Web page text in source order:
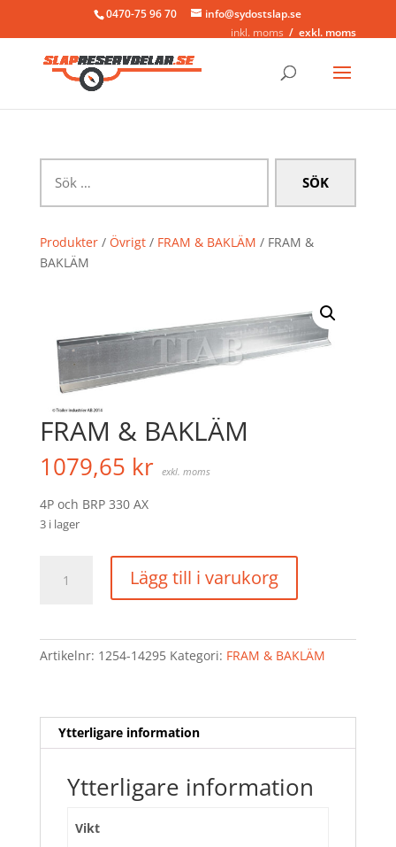
0470-75 96 70
info@sydostslap.se
inkl. moms
exkl. moms
efter:
Produkter/ Övrigt/ FRAM & BAKLÄM / FRAM &
BAKLÄM
FRAM & BAKLÄM
1079,65 kr exkl. moms
4P och BRP 330 AX
3 i lager
Lägg till i varukorg
Artikelnr: 1254-14295 Kategori: FRAM & BAKLÄM
Ytterligare information
Ytterligare information
Vikt